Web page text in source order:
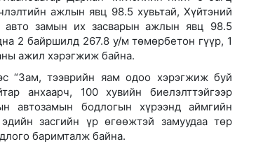
ажлын явц 98.5 хувьтай, Хүйтэний
авто замын их засварын ажлын явц 98.5
2 байршилд 267.8 у/м төмөрбетон гүүр, 1
ажил хэрэгжиж байна.
“Зам, тээврийн яам одоо хэрэгжиж буй
анхаарч, 100 хувийн биелэлттэйгээр
автозамын бодлогын хүрээнд аймгийн
засгийн үр өгөөжтэй замуудаа төр
баримталж байна.